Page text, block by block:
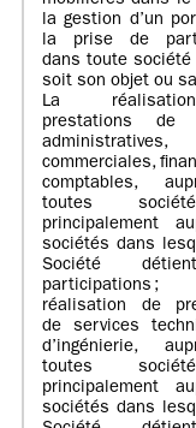
la gestion d’un
la prise de
dans toute société
soit son objet ou
La
prestations de
administratives,
commerciales,
comptables,
toutes
principalement
sociétés dans
Société
réalisation de
de services
d’ingénierie,
toutes
principalement
sociétés dans